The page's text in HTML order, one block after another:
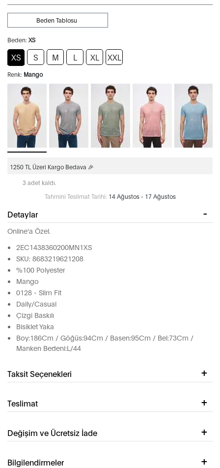
Beden: XS
Beden Tablosu
XS S M L XL XXL
Renk: Mango
1250 TL Üzeri Kargo Bedava 🎉
3 adet kaldı.
Tahmini Teslimat Tarihi: 14 Ağustos - 17 Ağustos
Detaylar
Online'a Özel.
2EC1438360200MN1XS
SKU: 8683219621208
%100 Polyester
Mango
0128 - Slim Fit
Daily/Casual
Çizgi Baskılı
Bisiklet Yaka
Boy:186Cm / Göğüs:94Cm / Basen:95Cm / Bel:73Cm /
Manken Bedeni:L/44
Taksit Seçenekleri
Teslimat
Değişim ve Ücretsiz İade
Bilgilendirmeler